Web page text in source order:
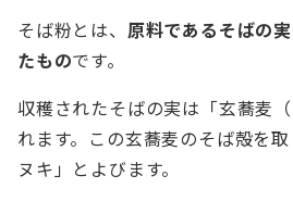
そば粉とは、 原料であるそばの
たものです。
収穫されたそばの実は「玄蕎麦
れます。この玄蕎麦のそば殻を
ヌキ」とよびます。